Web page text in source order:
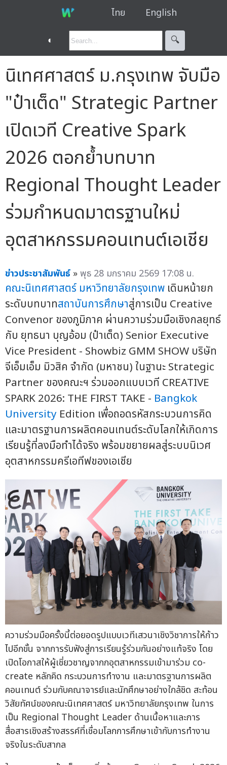
ไทย English
◐ 🔍︎
นิเทศศาสตร์ ม.กรุงเทพ จับมือ
"ป๋าเต็ด" Strategic Partner
เปิดเวที Creative Spark
2026 ตอกย้ำบทบาท
Regional Thought Leader
ร่วมกำหนดมาตรฐานใหม่
อุตสาหกรรมคอนเทนต์เอเชีย
ข่าวประชาสัมพันธ์ »พุธ 28 มกราคม 2569 17:08 น.
คณะนิเทศศาสตร์ มหาวิทยาลัยกรุงเทพ เดินหน้ายก
ระดับบทบาทสถาบันการศึกษาสู่การเป็น Creative
Convenor ของภูมิภาค ผ่านความร่วมมือเชิงกลยุทธ์
กับ ยุทธนา บุญอ้อม (ป๋าเต็ด) Senior Executive
Vice President - Showbiz GMM SHOW บริษัท
จีเอ็มเอ็ม มิวสิค จำกัด (มหาชน) ในฐานะ Strategic
Partner ของคณะฯ ร่วมออกแบบเวที CREATIVE
SPARK 2026: THE FIRST TAKE - Bangkok
University Edition เพื่อถอดรหัสกระบวนการคิด
และมาตรฐานการผลิตคอนเทนต์ระดับโลกให้เกิดการ
เรียนรู้ที่ลงมือทำได้จริง พร้อมขยายผลสู่ระบบนิเวศ
อุตสาหกรรมครีเอทีฟของเอเชีย
ความร่วมมือครั้งนี้ต่อยอดรูปแบบเวทีเสวนาเชิงวิชาการให้ก้าว
ไปอีกขั้น จากการรับฟังสู่การเรียนรู้ร่วมกันอย่างแท้จริง โดย
เปิดโอกาสให้ผู้เชี่ยวชาญจากกอุตสาหกรรมเข้ามาร่วม co-
create หลักคิด กระบวนการทำงาน และมาตรฐานการผลิต
คอนเทนต์ ร่วมกับคณาจารย์และนักศึกษาอย่างใกล้ชิด สะท้อน
วิสัยทัศน์ของคณะนิเทศศาสตร์ มหาวิทยาลัยกรุงเทพ ในการ
เป็น Regional Thought Leader ด้านเนื้อหาและการ
สื่อสารเชิงสร้างสรรค์ที่เชื่อมโลกการศึกษาเข้ากับการทำงาน
จริงในระดับสากล